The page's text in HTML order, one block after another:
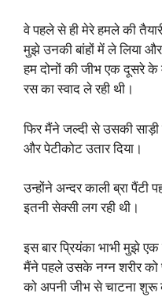
वे पहले से ही मेरे हमले की
मुझे उनकी बांहों में ले लिया
हम दोनों की जीभ एक दूसरे
रस का स्वाद ले रही थी।
फिर मैंने जल्दी से उसकी
और पेटीकोट उतार दिया।
उन्होंने अन्दर काली ब्रा पैंटी
इतनी सेक्सी लग रही थी।
इस बार प्रियंका भाभी मुझे एक
मैंने पहले उसके नग्न शरीर को
को अपनी जीभ से चाटना शुरू